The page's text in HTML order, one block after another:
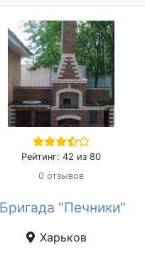
Рейтинг: 42 из 80
0 отзывов
Бригада "Печники"
Харьков